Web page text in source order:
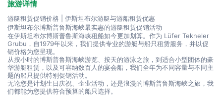
旅游详情
游艇租赁促销价格 | 伊斯坦布尔游艇与游船租赁优惠
伊斯坦布尔博斯普鲁斯海峡最实惠的游艇租赁促销活动
在伊斯坦布尔博斯普鲁斯海峡租船如今更加划算。作为 Lüfer Tekneler
Grubu，自1979年以来，我们提供专业的游艇与船只租赁服务，并以促
销价格为您呈现。
从按小时的博斯普鲁斯海峡游览、按天的游泳之旅，到适合小型团体的豪
华游艇租赁，以及可容纳数百人的宴会船，我们全年为不同容量与不同主
题的船只提供特别促销活动。
无论您是计划生日庆祝、企业活动，还是浪漫的博斯普鲁斯海峡之旅，我
们都能为您提供符合预算的船只选择。